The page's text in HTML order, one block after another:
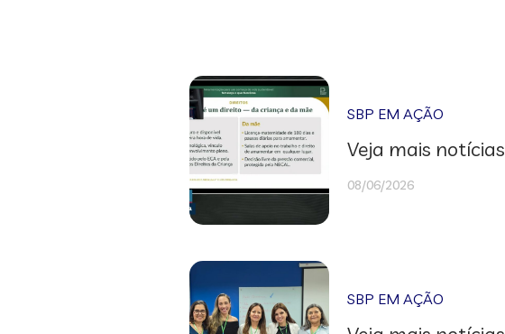
SBP EM AÇÃO
Veja mais notícias
08/06/2026
SBP EM AÇÃO